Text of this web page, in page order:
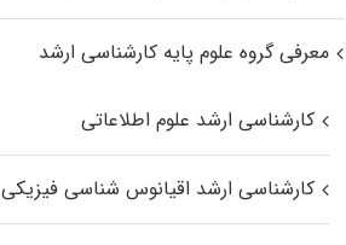
معرفی گروه علوم پایه کارشناسی ارشد
کارشناسی ارشد علوم اطلاعاتی
کارشناسی ارشد اقیانوس‌ شناسی فیزیکی